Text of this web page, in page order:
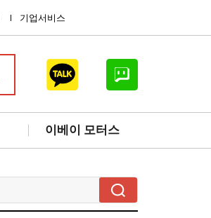
기업서비스
이베이 모터스